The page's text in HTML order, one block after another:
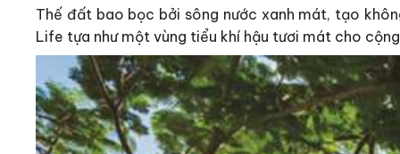
Thế đất bao bọc bởi sông nước xanh mát, tạo
Life tựa như một vùng tiểu khí hậu tươi mát cho